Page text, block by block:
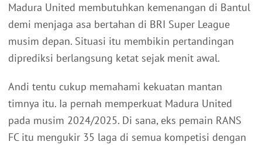
Madura United membutuhkan kemenangan di Bantul
demi menjaga asa bertahan di BRI Super League
musim depan. Situasi itu membikin pertandingan
diprediksi berlangsung ketat sejak menit awal.
Andi tentu cukup memahami kekuatan mantan
timnya itu. Ia pernah memperkuat Madura United
pada musim 2024/2025. Di sana, eks pemain RANS
FC itu mengukir 35 laga di semua kompetisi dengan